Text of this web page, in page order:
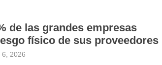
de las grandes empresas
físico de sus proveedores
6, 2026